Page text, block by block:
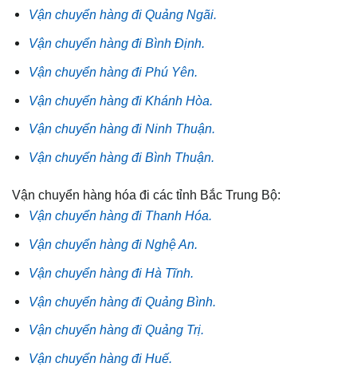
Vận chuyển hàng đi Quảng Ngãi.
Vận chuyển hàng đi Bình Định.
Vận chuyển hàng đi Phú Yên.
Vận chuyển hàng đi Khánh Hòa.
Vận chuyển hàng đi Ninh Thuận.
Vận chuyển hàng đi Bình Thuận.
Vận chuyển hàng hóa đi các tỉnh Bắc Trung Bộ:
Vận chuyển hàng đi Thanh Hóa.
Vận chuyển hàng đi Nghệ An.
Vận chuyển hàng đi Hà Tĩnh.
Vận chuyển hàng đi Quảng Bình.
Vận chuyển hàng đi Quảng Trị.
Vận chuyển hàng đi Huế.